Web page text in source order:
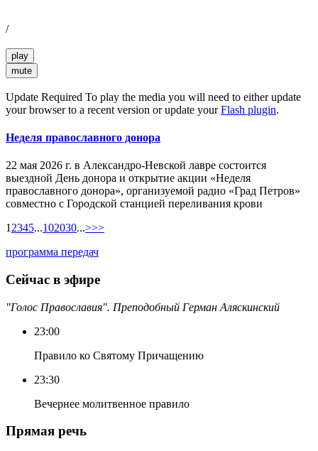
/
play
mute
Update Required To play the media you will need to either update
your browser to a recent version or update yourFlash plugin.
Неделя православного донора
22 мая 2026 г. в Александро-Невской лавре состоится
выездной День донора и открытие акции «Неделя
православного донора», организуемой радио «Град Петров»
совместно с Городской станцией переливания крови
1 2345...102030...>>>
программа передач
Сейчас в эфире
"Голос Православия". Преподобный Герман Аляскинский
23:00
Правило ко Святому Причащению
23:30
Вечернее молитвенное правило
Прямая речь